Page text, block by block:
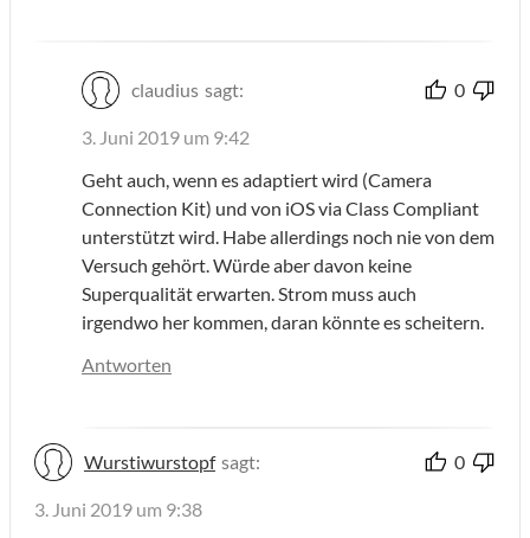
claudius sagt: 0
3. Juni 2019 um 9:42
Geht auch, wenn es adaptiert wird (Camera
Connection Kit) und von iOS via Class Compliant
unterstützt wird. Habe allerdings noch nie von dem
Versuch gehört. Würde aber davon keine
Superqualität erwarten. Strom muss auch
irgendwo her kommen, daran könnte es scheitern.
Antworten
Wurstiwurstopf sagt: 0
3. Juni 2019 um 9:38